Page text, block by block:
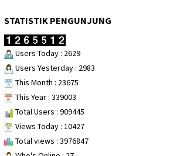
STATISTIK PENGUNJUNG
Users Today : 2629
Users Yesterday : 2983
This Month : 23675
This Year : 339003
Total Users : 909445
Views Today : 10427
Total views : 3976847